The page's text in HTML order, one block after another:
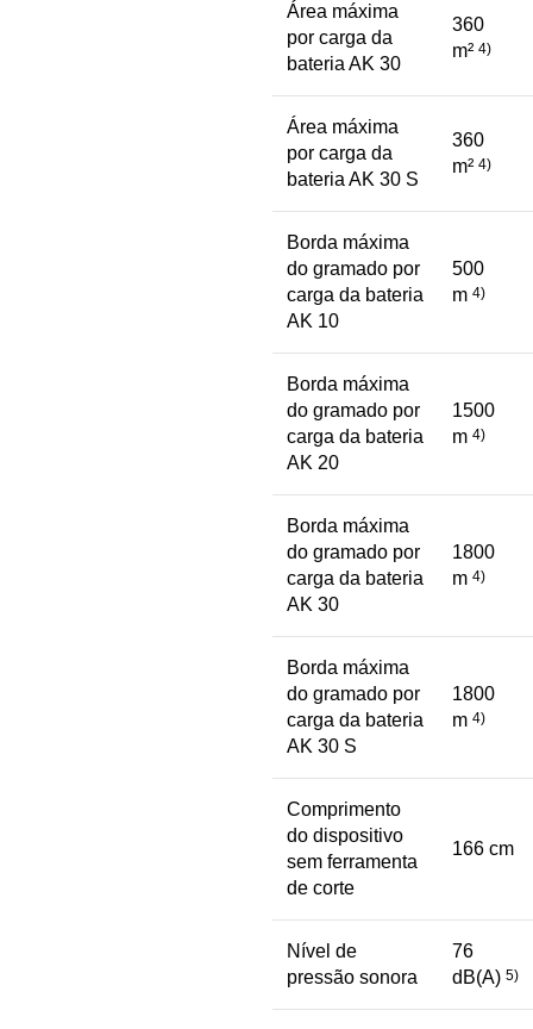
Área máxima
por carga da
bateria AK 30
360
m² 4)
Área máxima
por carga da
bateria AK 30 S
360
m² 4)
Borda máxima
do gramado por
carga da bateria
AK 10
500
m 4)
Borda máxima
do gramado por
carga da bateria
AK 20
1500
m 4)
Borda máxima
do gramado por
carga da bateria
AK 30
1800
m 4)
Borda máxima
do gramado por
carga da bateria
AK 30 S
1800
m 4)
Comprimento
do dispositivo
sem ferramenta
de corte
166 cm
Nível de
pressão sonora
76
dB(A) 5)